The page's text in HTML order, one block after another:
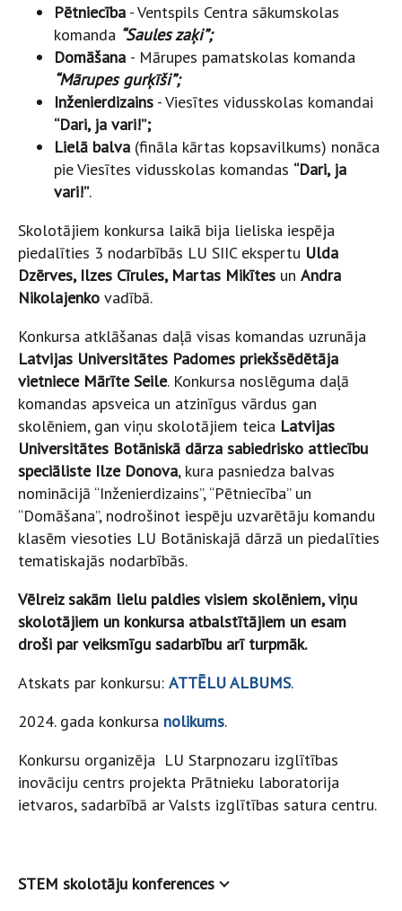
Pētniecība - Ventspils Centra sākumskolas
komanda “Saules zaķi”;
Domāšana - Mārupes pamatskolas komanda
“Mārupes gurķīši”;
Inženierdizains - Viesītes vidusskolas komandai
“Dari, ja vari!”;
Lielā balva (fināla kārtas kopsavilkums) nonāca
pie Viesītes vidusskolas komandas “Dari, ja
vari!”.
Skolotājiem konkursa laikā bija lieliska iespēja
piedalīties 3 nodarbībās LU SIIC ekspertu Ulda
Dzērves, Ilzes Cīrules, Martas Mikītes un Andra
Nikolajenko vadībā.
Konkursa atklāšanas daļā visas komandas uzrunāja
Latvijas Universitātes Padomes priekšsēdētāja
vietniece Mārīte Seile. Konkursa noslēguma daļā
komandas apsveica un atzinīgus vārdus gan
skolēniem, gan viņu skolotājiem teica Latvijas
Universitātes Botāniskā dārza sabiedrisko attiecību
speciāliste Ilze Donova, kura pasniedza balvas
nominācijā “Inženierdizains”, “Pētniecība” un
“Domāšana”, nodrošinot iespēju uzvarētāju komandu
klasēm viesoties LU Botāniskajā dārzā un piedalīties
tematiskajās nodarbībās.
Vēlreiz sakām lielu paldies visiem skolēniem, viņu
skolotājiem un konkursa atbalstītājiem un esam
droši par veiksmīgu sadarbību arī turpmāk.
Atskats par konkursu: ATTĒLU ALBUMS.
2024. gada konkursa nolikums.
Konkursu organizēja LU Starpnozaru izglītības
inovāciju centrs projekta Prātnieku laboratorija
ietvaros, sadarbībā ar Valsts izglītības satura centru.
STEM skolotāju konferences